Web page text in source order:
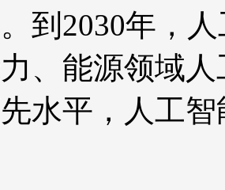
到2030年，
、能源领域
水平，人工